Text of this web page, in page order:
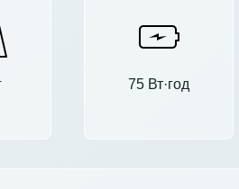
75 Вт·год